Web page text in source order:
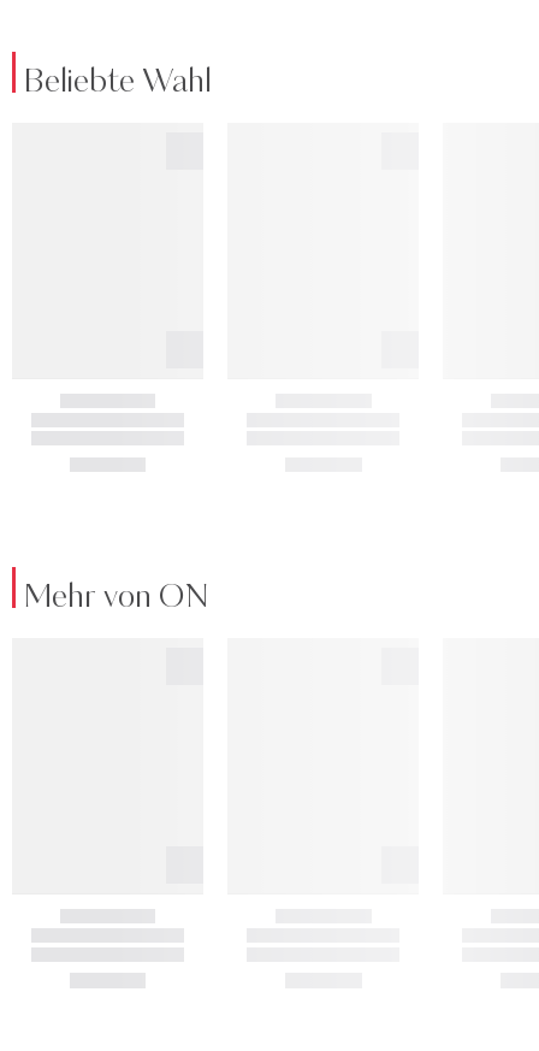
Beliebte Wahl
Mehr von ON